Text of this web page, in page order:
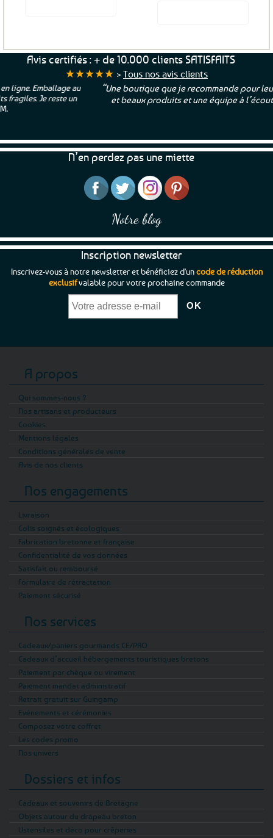
a
plusieurs
variations.
Les
options
choisies
sur
page
du
Avis certifiés : + de 10.000 clients SATISFAITS
★★★★★ > Tous nos avis clients
“Une boutique que je recommande pour leur sérieux, des bons
et beaux produits et une équipe à l’écoute :-)”Patricia M.
N’en perdez pas une miette
Notre blog
Inscription newsletter
Inscrivez-vous à notre newsletter et bénéficiez d'uncode de réduction
exclusifvalable pour votre prochaine commande
A propos
Qui sommes-nous ?
Nos artisans et producteurs
Cookies
Mentions légales
Conditions générales de vente
Avis de nos clients
Nos engagements
Livraison
Colis soignés et écologiques
Fabrication bretonne et française
Confidentialité de vos données
Satisfait ou remboursé
Formulaire de rétractation
Paiement sécurisé
Nos services
Cadeaux/paniers gourmands CE/PRO
Cadeaux d’accueil hébergements touristiques bretons
Paiement par chèque ou virement
Paiement mandat administratif
Retrait gratuit sur Guingamp
Evénements et cérémonies
Composez votre coffret
Les codes promo
Nos univers
Dossiers et infos
Cadeaux et souvenirs de Bretagne
Objets autour du drapeau breton
Ustensiles et déco pour crêperies